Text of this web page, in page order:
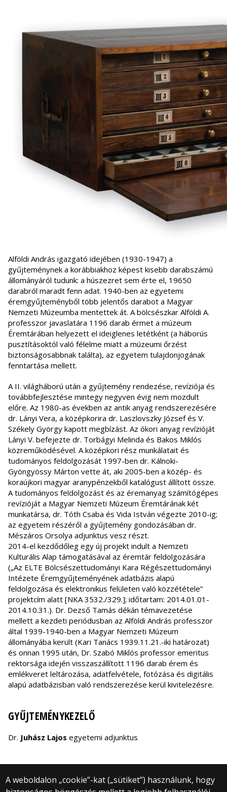
Alföldi András igazgató idejében (1930-1947) a
gyűjteménynek a korábbiakhoz képest kisebb darabszámú
állományáról tudunk: a húszezret sem érte el, 19650
darabról maradt fenn adat. 1940-ben az egyetemi
éremgyűjteményből több jelentős darabot a Magyar
Nemzeti Múzeumba mentettek át. A bölcsészkar Alföldi A.
professzor javaslatára 1196 darab érmet a múzeum
Éremtárában helyezett el ideiglenes letétként (a háborús
pusztításoktól való félelme miatt a múzeumi őrzést
biztonságosabbnak találta), az egyetem tulajdonjogának
fenntartása mellett.
A II. világháború után a gyűjtemény rendezése, revíziója és
továbbfejlesztése mintegy negyven évig nem mozdult
előre. Az 1980-as években az antik anyag rendszerezésére
dr. Lányi Vera, a középkorira dr. Laszlovszky József és V.
Székely György kapott megbízást. Az ókori anyag revízióját
Lányi V. befejezte dr. Torbágyi Melinda és Bakos Miklós
közreműködésével. A középkori rész munkálatait és
tudományos feldolgozását 1997-ben dr. Kálnoki-
Gyöngyössy Márton vette át, aki 2005-ben a közép- és
koraújkori magyar aranypénzekből katalógust állított össze.
A tudományos feldolgozást és az éremanyag számítógépes
revízióját a Magyar Nemzeti Múzeum Éremtárának két
munkatársa, dr. Tóth Csaba és Vida István végezte 2010-ig;
az egyetem részéről a gyűjtemény gondozásában dr.
Mészáros Orsolya adjunktus vesz részt.
2014-el kezdődőleg egy új projekt indult a Nemzeti
Kulturális Alap támogatásával az éremtár feldolgozására
(„Az ELTE Bölcsészettudományi Kara Régészettudományi
Intézete Éremgyűjteményének adatbázis alapú
feldolgozása és elektronikus felületen való közzététele”
projektcím alatt [NKA 3532./329.]; időtartam: 2014.01.01-
2014.10.31.). Dr. Dezső Tamás dékán témavezetése
mellett a kezdeti periódusban az Alföldi András professzor
által 1939-1940-ben a Magyar Nemzeti Múzeum
állományába került (Kari Tanács 1939.11.21.-iki határozat)
és onnan 1995 után, Dr. Szabó Miklós professor emeritus
rektorsága idején visszaszállított 1196 darab érem és
emlékveret leltározása, adatfelvétele, fotózása és digitális
alapú adatbázisban való rendszerezése kerül kivitelezésre.
GYŰJTEMÉNYKEZELŐ
Dr. Juhász Lajos egyetemi adjunktus
A weboldalon „cookie”-kat („sütiket”) használunk, hogy